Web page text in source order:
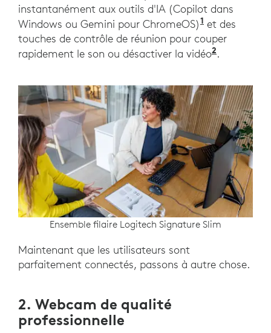
instantanément aux outils d'IA (Copilot dans
Windows ou Gemini pour ChromeOS)1 et des
touches de contrôle de réunion pour couper
rapidement le son ou désactiver la vidéo2.
Ensemble filaire Logitech Signature Slim
Maintenant que les utilisateurs sont
parfaitement connectés, passons à autre chose.
2. Webcam de qualité
professionnelle